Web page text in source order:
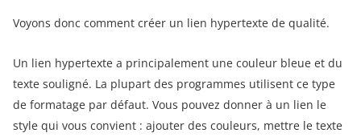
Voyons donc comment créer un lien hypertexte de qualité.
Un lien hypertexte a principalement une couleur bleue et du
texte souligné. La plupart des programmes utilisent ce type
de formatage par défaut. Vous pouvez donner à un lien le
style qui vous convient : ajouter des couleurs, mettre le texte